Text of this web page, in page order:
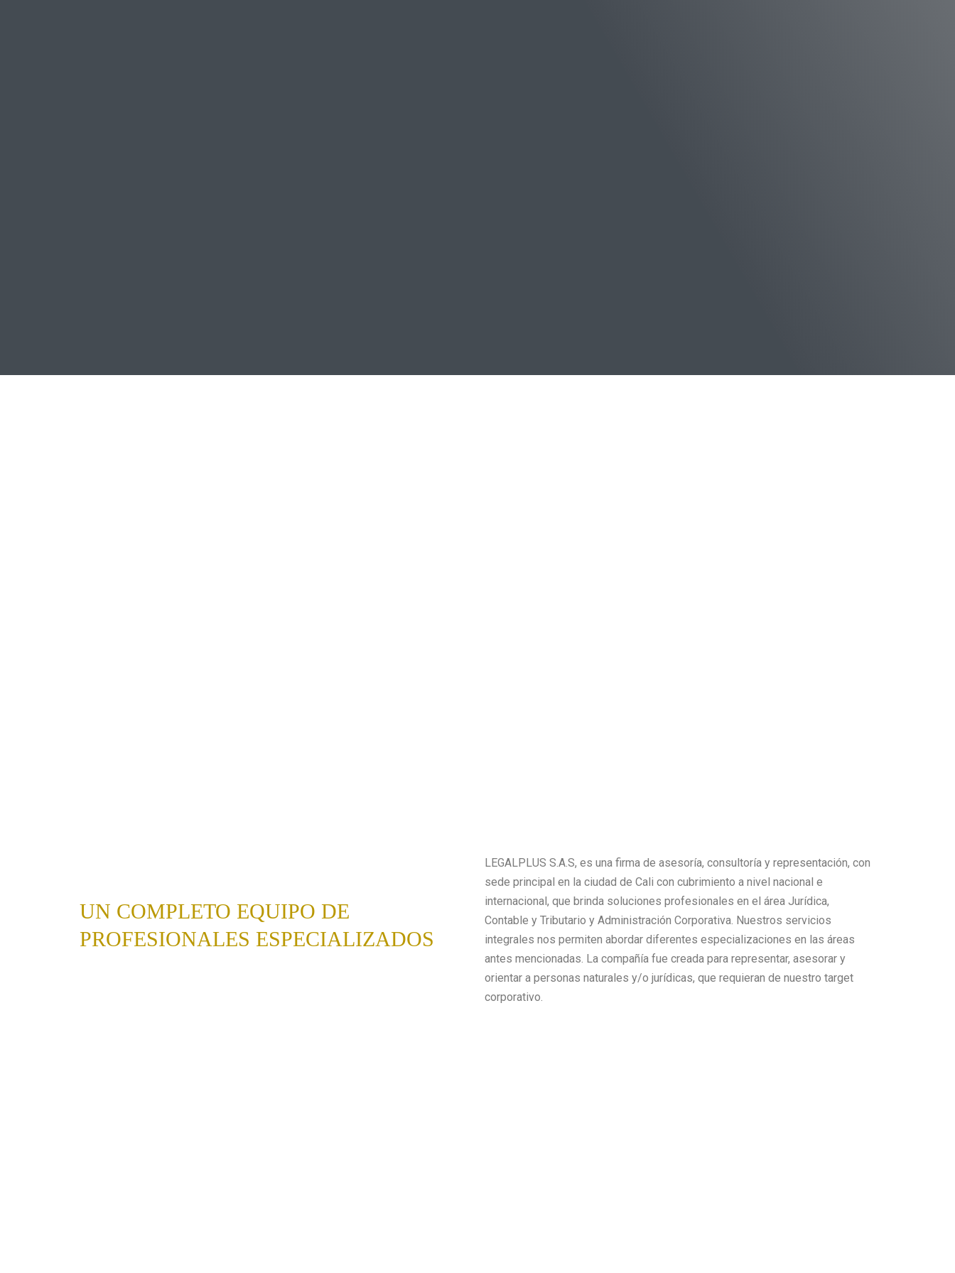
UN COMPLETO EQUIPO DE
PROFESIONALES ESPECIALIZADOS
LEGALPLUS S.A.S, es una firma de asesoría, consultoría y representación, con
sede principal en la ciudad de Cali con cubrimiento a nivel nacional e
internacional, que brinda soluciones profesionales en el área Jurídica,
Contable y Tributario y Administración Corporativa. Nuestros servicios
integrales nos permiten abordar diferentes especializaciones en las áreas
antes mencionadas. La compañía fue creada para representar, asesorar y
orientar a personas naturales y/o jurídicas, que requieran de nuestro target
corporativo.